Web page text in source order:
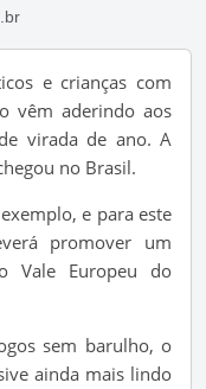
e crianças com
vêm aderindo aos
virada de ano. A
no Brasil.
e para este
promover um
Vale Europeu do
sem barulho, o
ainda mais lindo